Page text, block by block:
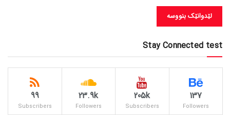
Stay Connected test
137
Followers
205k
Subscribers
23.9k
Followers
99
Subscribers